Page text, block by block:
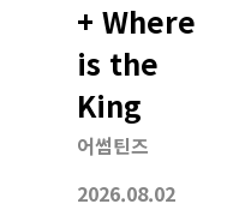
+ Where
is the
King
어썸틴즈
2026.08.02